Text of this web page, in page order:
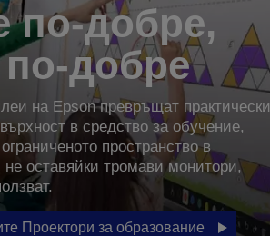
по-добре,
по-добре
на Epson превръщат практически
в средство за обучение,
пространство в
не оставяйки тромави монитори,
Проектори за образование